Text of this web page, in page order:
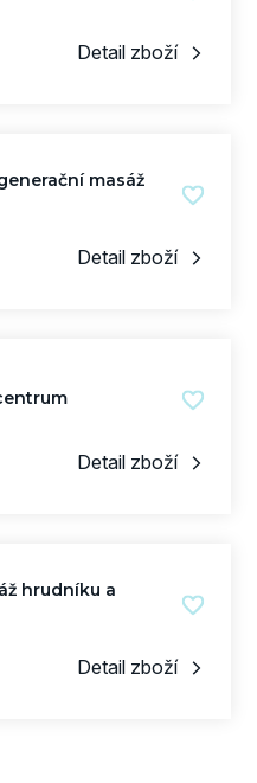
Detail zboží
masáž
Detail zboží
Detail zboží
hrudníku a
Detail zboží